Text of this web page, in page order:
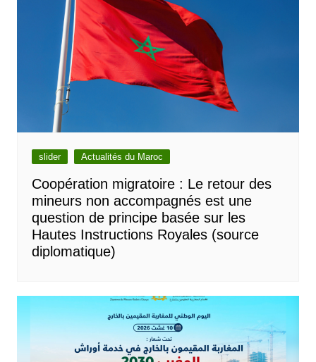
slider Actualités du Maroc
Coopération migratoire : Le retour des
mineurs non accompagnés est une
question de principe basée sur les
Hautes Instructions Royales (source
diplomatique)